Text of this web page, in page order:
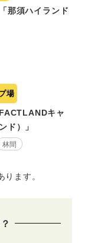
那須ハイランド
場
キャ
ド）」
林間
ます。